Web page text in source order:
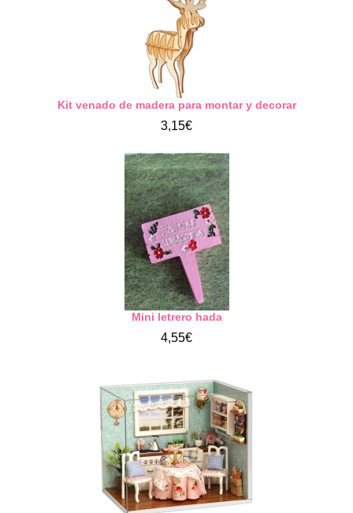
Kit venado de madera para montar y decorar
3,15€
Mini letrero hada
4,55€